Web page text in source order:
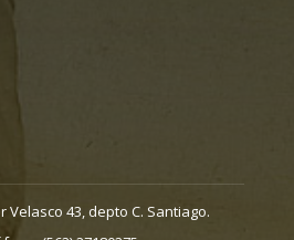
Velasco 43, depto C. Santiago.